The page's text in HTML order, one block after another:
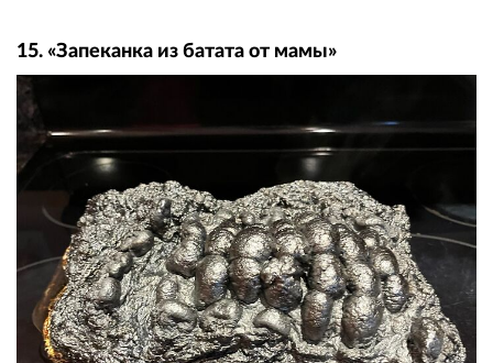
15. «Запеканка из батата от мамы»